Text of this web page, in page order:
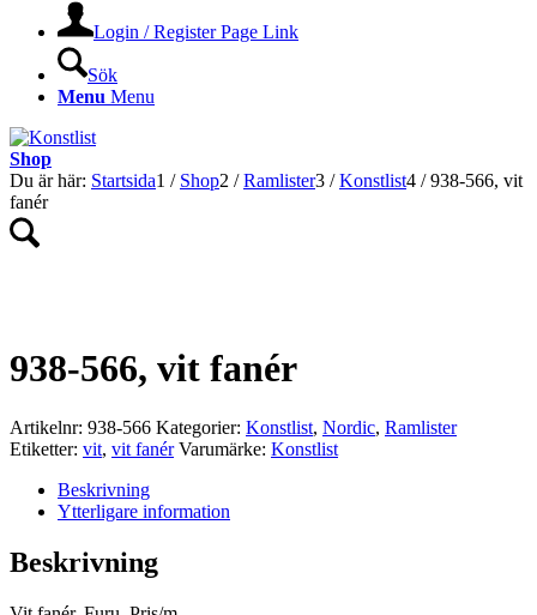
Login / Register Page Link
Sök
Menu Menu
Shop
Du är här: Startsida1 / Shop2 / Ramlister3 / Konstlist4 / 938-566, vit
fanér
938-566, vit fanér
Artikelnr: 938-566 Kategorier: Konstlist, Nordic, Ramlister
Etiketter: vit, vit fanér Varumärke: Konstlist
Beskrivning
Ytterligare information
Beskrivning